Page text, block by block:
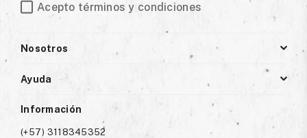
Acepto términos y condiciones
Nosotros
Ayuda
Información
(+57) 3118345352